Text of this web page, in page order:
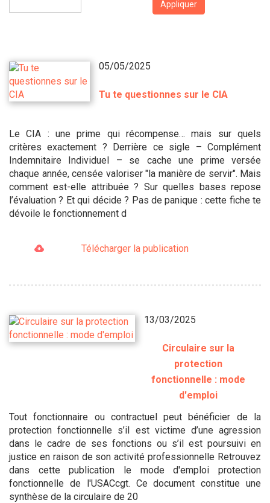
Appliquer
05/05/2025
Tu te questionnes sur le CIA
Le CIA : une prime qui récompense… mais sur quels
critères exactement ? Derrière ce sigle – Complément
Indemnitaire Individuel – se cache une prime versée
chaque année, censée valoriser "la manière de servir". Mais
comment est-elle attribuée ? Sur quelles bases repose
l’évaluation ? Et qui décide ? Pas de panique : cette fiche te
dévoile le fonctionnement d
Télécharger la publication
13/03/2025
Circulaire sur la
protection
fonctionnelle : mode
d'emploi
Tout fonctionnaire ou contractuel peut bénéficier de la
protection fonctionnelle s’il est victime d’une agression
dans le cadre de ses fonctions ou s’il est poursuivi en
justice en raison de son activité professionnelle Retrouvez
dans cette publication le mode d'emploi protection
fonctionnelle de l'USACcgt. Ce document constitue une
synthèse de la circulaire de 20